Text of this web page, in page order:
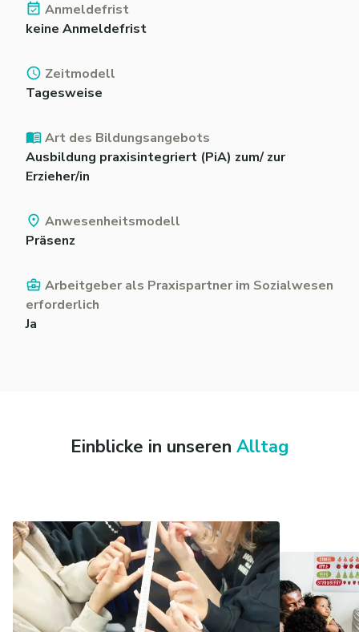
Anmeldefrist
keine Anmeldefrist
Zeitmodell
Tagesweise
Art des Bildungsangebots
Ausbildung praxisintegriert (PiA) zum/ zur
Erzieher/in
Anwesenheitsmodell
Präsenz
Arbeitgeber als Praxispartner im Sozialwesen
erforderlich
Ja
Einblicke in unseren Alltag